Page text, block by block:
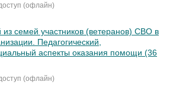
(офлайн)
семей участников (ветеранов) СВО в
Педагогический,
аспекты оказания помощи (36
(офлайн)